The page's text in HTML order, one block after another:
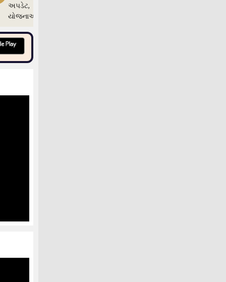
અપડેટ,
યોજનાઓ અને